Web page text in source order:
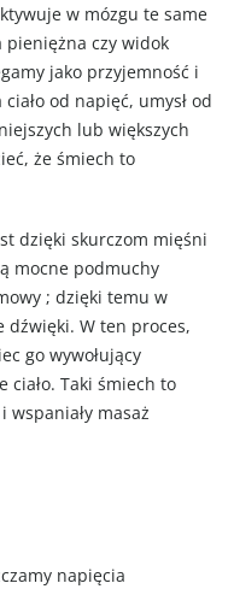
w mózgu te same
pieniężna czy widok
jako przyjemność i
od napięć, umysł od
lub większych
że śmiech to
dzięki skurczom mięśni
mocne podmuchy
; dzięki temu w
dźwięki. W ten proces,
go wywołujący
ciało. Taki śmiech to
masaż
napięcia